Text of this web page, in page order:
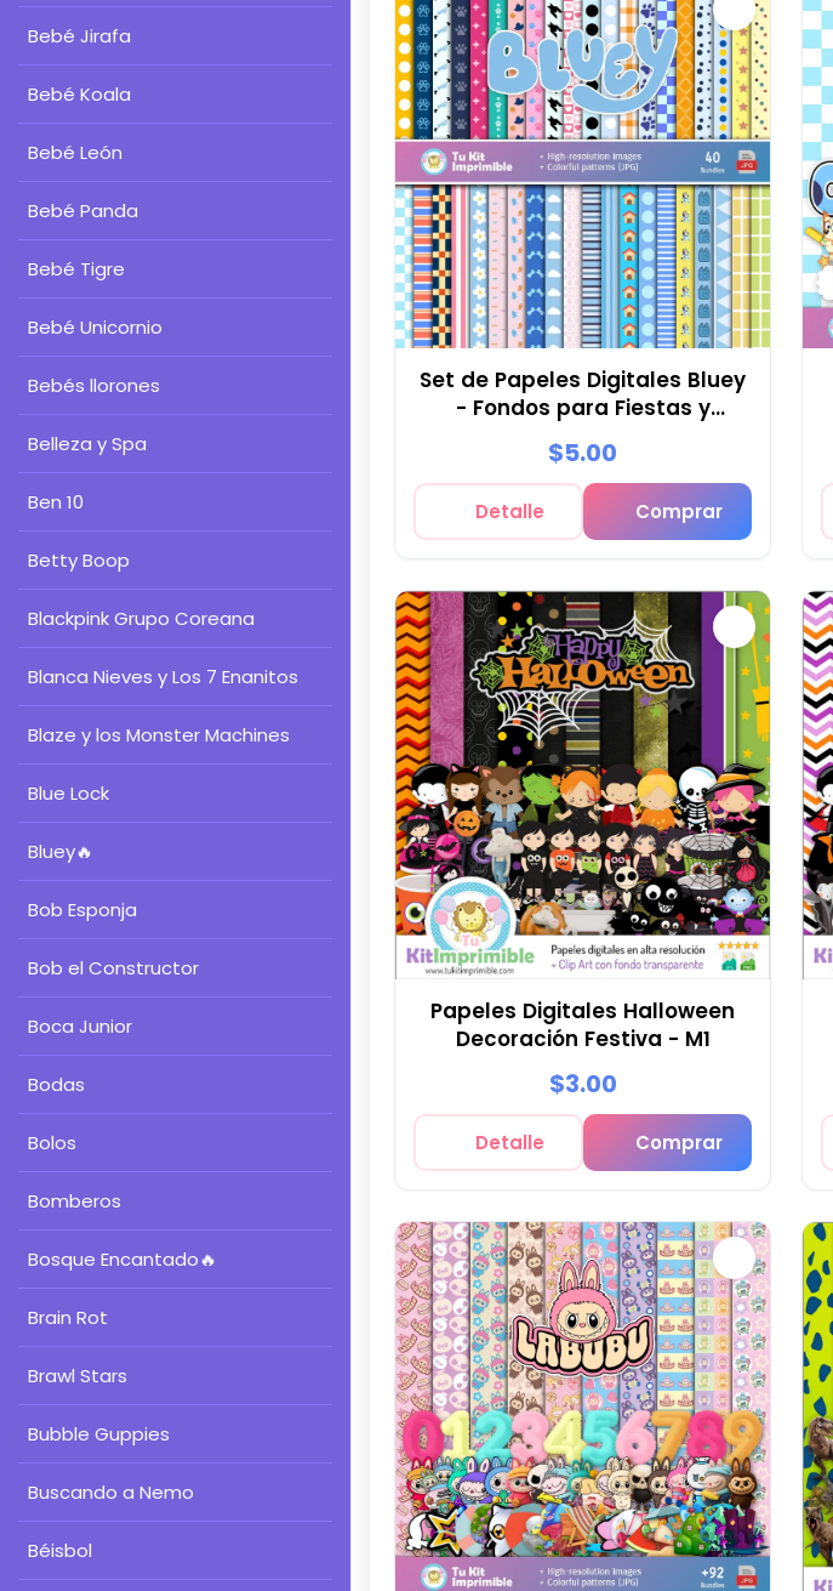
Bebé Jirafa
Bebé Koala
Bebé León
Bebé Panda
Bebé Tigre
Bebé Unicornio
Bebés llorones
Belleza y Spa
Ben 10
Betty Boop
Blackpink Grupo Coreana
Blanca Nieves y Los 7 Enanitos
Blaze y los Monster Machines
Blue Lock
Bluey🔥
Bob Esponja
Bob el Constructor
Boca Junior
Bodas
Bolos
Bomberos
Bosque Encantado🔥
Brain Rot
Brawl Stars
Bubble Guppies
Buscando a Nemo
Béisbol
Set de Papeles Digitales Bluey
- Fondos para Fiestas y
Scrapbooking
$5.00
Detalle Comprar
Papeles Digitales Halloween
Decoración Festiva - M1
$3.00
Detalle Comprar